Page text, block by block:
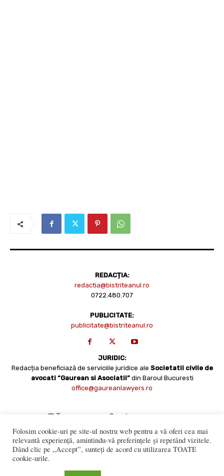
REDACȚIA:
redactia@bistriteanul.ro
0722.480.707
PUBLICITATE:
publicitate@bistriteanul.ro
JURIDIC:
Redacția beneficiază de serviciile juridice ale Societatii civile de
avocati “Gaurean si Asociatii” din Baroul Bucuresti
office@gaureanlawyers.ro
Folosim cookie-uri pe site-ul nostru web pentru a vă oferi cea mai
relevantă experiență, amintindu-vă preferințele și repetând vizitele.
Dând clic pe „Accept”, sunteți de acord cu utilizarea TOATE
cookie-urile.